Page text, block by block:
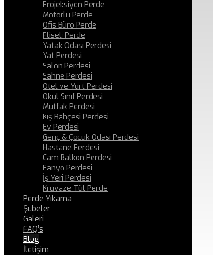
Projeksiyon Perde
Motorlu Perde
Ofis Büro Perde
Pliseli Perde
Yatak Odası Perdesi
Yat Perdesi
Salon Perdesi
Sahne Perdesi
Otel ve Yurt Perdesi
Okul Sınıf Perdesi
Mutfak Perdesi
Kış Bahçesi Perdesi
Ev Perdesi
Genç & Çocuk Odası Perdesi
Hastane Perdesi
Cam Balkon Perdesi
Banyo Perdesi
İş Yeri Perdesi
Kruvaze Tül Perde
Perde Yıkama
Şubeler
Galeri
FAQ’s
Blog
İletişim